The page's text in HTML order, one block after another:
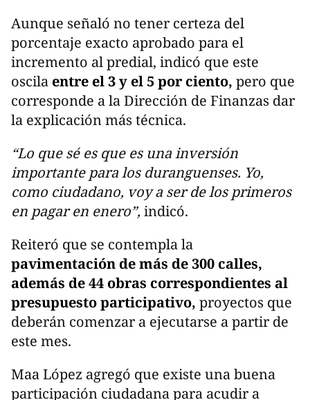
Aunque señaló no tener certeza del
porcentaje exacto aprobado para el
incremento al predial, indicó que este
oscila entre el 3 y el 5 por ciento, pero que
corresponde a la Dirección de Finanzas dar
la explicación más técnica.
“Lo que sé es que es una inversión
importante para los duranguenses. Yo,
como ciudadano, voy a ser de los primeros
en pagar en enero”,indicó.
Reiteró que se contempla la
pavimentación de más de 300 calles,
además de 44 obras correspondientes al
presupuesto participativo, proyectos que
deberán comenzar a ejecutarse a partir de
este mes.
Maa López agregó que existe una buena
participación ciudadana para acudir a